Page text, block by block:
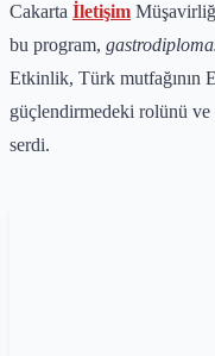
Cakarta İletişim
bu program,
Etkinlik, Türk mutfağının
güçlendirmedeki rolünü
serdi.